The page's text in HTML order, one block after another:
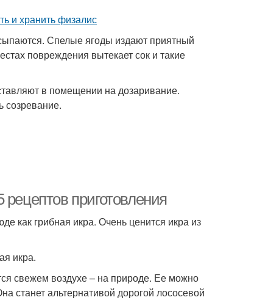
Спелые ягоды издают приятный
повреждения вытекает сок и такие
в помещении на дозаривание.
созревание.
приготовления
как грибная икра. Очень ценится икра из
икра.
свежем воздухе – на природе. Ее можно
станет альтернативой дорогой лососевой